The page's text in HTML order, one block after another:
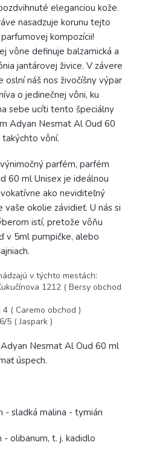
eleganciou kože.
nasadzuje korunu tejto
kompozícii!
vône definuje balzamická a
jantárovej živice. V závere
oslní náš nos živočíšny výpar
o jedinečnej vôni, ku
sebe ucíti tento špeciálny
Adyan Nesmat Al Oud 60
vôní.
parfém, parfém
60 ml Unisex je ideálnou
ako neviditeľný
okolie závidieť. U nás si
istí, pretože vôňu
v 5ml pumpičke, alebo
v týchto mestách:
1212 ( Bersy obchod
( Caremo obchod )
5 ( Jaspark )
Nesmat Al Oud 60 ml
úspech.
- sladká malina - tymián
olibanum, t. j. kadidlo